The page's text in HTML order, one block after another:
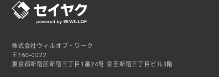
株式会社ウィルオブ・ワーク
〒160-0022
東京都新宿区新宿三丁目1番24号 京王新宿三丁目ビル3階